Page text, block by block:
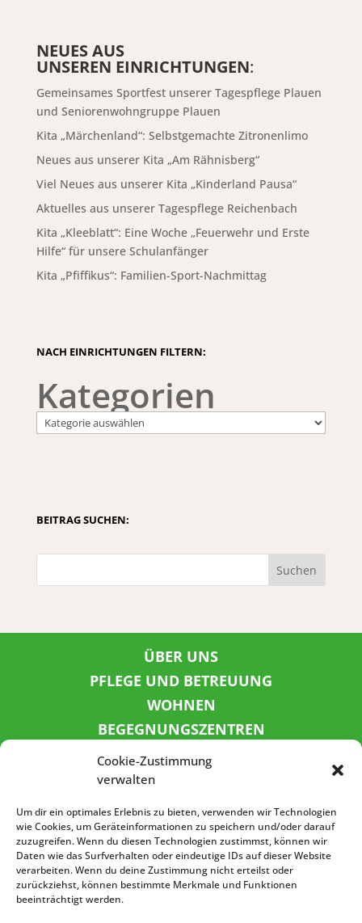
Cookie-Zustimmung
verwalten
Um dir ein optimales Erlebnis zu bieten, verwenden wir Technologien
wie Cookies, um Geräteinformationen zu speichern und/oder darauf
zuzugreifen. Wenn du diesen Technologien zustimmst, können wir
Daten wie das Surfverhalten oder eindeutige IDs auf dieser Website
verarbeiten. Wenn du deine Zustimmung nicht erteilst oder
zurückziehst, können bestimmte Merkmale und Funktionen
beeinträchtigt werden.
NEUES AUS
UNSEREN EINRICHTUNGEN:
Gemeinsames Sportfest unserer Tagespflege Plauen
und Seniorenwohngruppe Plauen
Kita „Märchenland“: Selbstgemachte Zitronenlimo
Neues aus unserer Kita „Am Rähnisberg“
Viel Neues aus unserer Kita „Kinderland Pausa“
Aktuelles aus unserer Tagespflege Reichenbach
Kita „Kleeblatt“: Eine Woche „Feuerwehr und Erste
Hilfe“ für unsere Schulanfänger
Kita „Pfiffikus“: Familien-Sport-Nachmittag
NACH EINRICHTUNGEN FILTERN:
Kategorien
BEITRAG SUCHEN:
Suchen
ÜBER UNS
PFLEGE UND BETREUUNG
WOHNEN
BEGEGNUNGSZENTREN
KINDER UND JUGEND
KONTAKT
SPENDENKONTO
Sozialbank
IBAN: DE72 3702 0500 0001 5520 00